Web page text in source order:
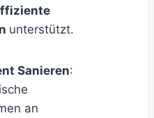
unterstützt.
Sanieren:
an